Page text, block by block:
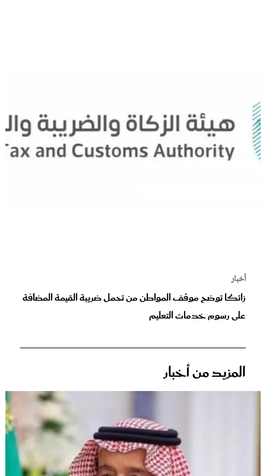
أخبار
زاتكا توضح موقف المواطن من تحمل ضريبة القيمة المضافة
على رسوم خدمات التعليم
المزيد من أخبار